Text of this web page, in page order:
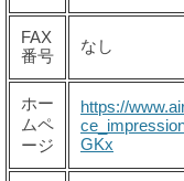
FAX
番号
なし
ホー
ムペ
ージ
https://
GKx